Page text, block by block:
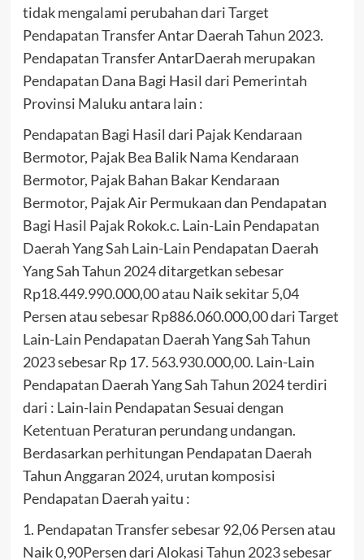
tidak mengalami perubahan dari Target
Pendapatan Transfer Antar Daerah Tahun 2023.
Pendapatan Transfer AntarDaerah merupakan
Pendapatan Dana Bagi Hasil dari Pemerintah
Provinsi Maluku antara lain :
Pendapatan Bagi Hasil dari Pajak Kendaraan
Bermotor, Pajak Bea Balik Nama Kendaraan
Bermotor, Pajak Bahan Bakar Kendaraan
Bermotor, Pajak Air Permukaan dan Pendapatan
Bagi Hasil Pajak Rokok.c. Lain-Lain Pendapatan
Daerah Yang Sah Lain-Lain Pendapatan Daerah
Yang Sah Tahun 2024 ditargetkan sebesar
Rp18.449.990.000,00 atau Naik sekitar 5,04
Persen atau sebesar Rp886.060.000,00 dari Target
Lain-Lain Pendapatan Daerah Yang Sah Tahun
2023 sebesar Rp 17. 563.930.000,00. Lain-Lain
Pendapatan Daerah Yang Sah Tahun 2024 terdiri
dari : Lain-lain Pendapatan Sesuai dengan
Ketentuan Peraturan perundang undangan.
Berdasarkan perhitungan Pendapatan Daerah
Tahun Anggaran 2024, urutan komposisi
Pendapatan Daerah yaitu :
1. Pendapatan Transfer sebesar 92,06 Persen atau
Naik 0,90Persen dari Alokasi Tahun 2023 sebesar